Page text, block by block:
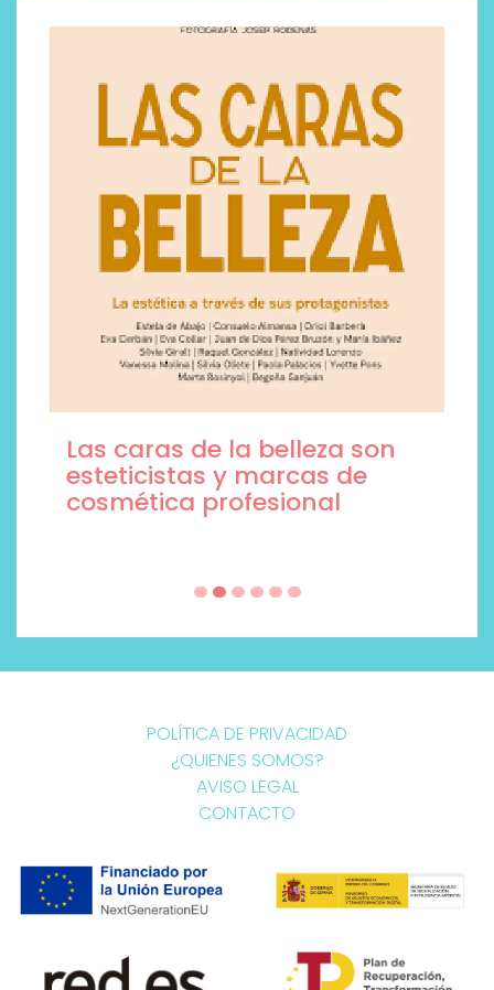
Las caras de la belleza son
esteticistas y marcas de
cosmética profesional
POLÍTICA DE PRIVACIDAD
¿QUIENES SOMOS?
AVISO LEGAL
CONTACTO